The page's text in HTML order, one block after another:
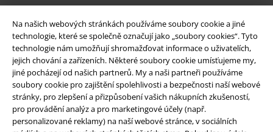
Na našich webových stránkách používáme soubory cookie a jiné
technologie, které se společně označují jako „soubory cookies“. Tyto
technologie nám umožňují shromažďovat informace o uživatelích,
jejich chování a zařízeních. Některé soubory cookie umísťujeme my,
jiné pocházejí od našich partnerů. My a naši partneři používáme
soubory cookie pro zajištění spolehlivosti a bezpečnosti naší webové
stránky, pro zlepšení a přizpůsobení vašich nákupních zkušeností,
pro provádění analýz a pro marketingové účely (např.
personalizované reklamy) na naší webové stránce, v sociálních
Balíkovna Balík Do ruky
EMP aplikaci
Stáhněte si novou EMP aplikaci zdarma a využijte všechny nové
funkce a výhody!